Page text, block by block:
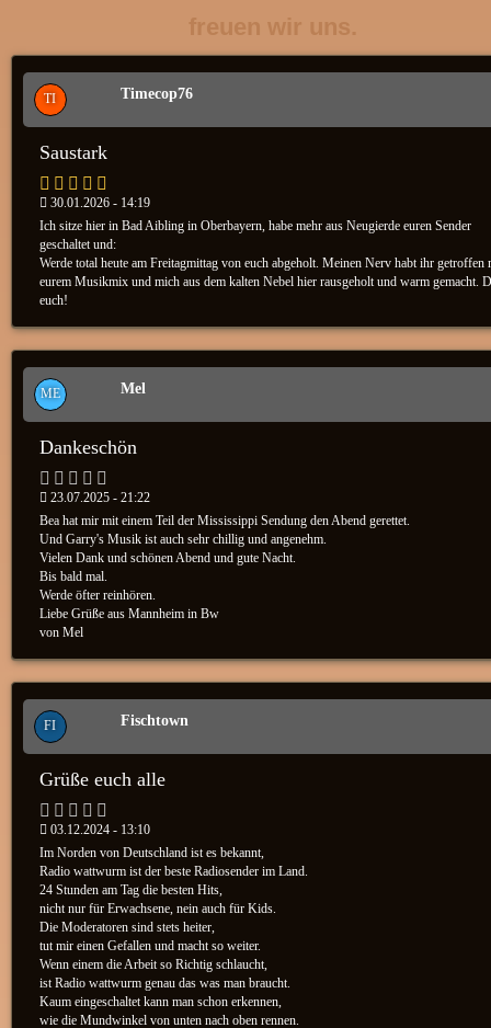
freuen wir uns.
TI Timecop76
Saustark
30.01.2026 - 14:19
Ich sitze hier in Bad Aibling in Oberbayern, habe mehr aus Neugierde euren Sender
geschaltet und:
Werde total heute am Freitagmittag von euch abgeholt. Meinen Nerv habt ihr getroffen
eurem Musikmix und mich aus dem kalten Nebel hier rausgeholt und warm gemacht.
euch!
ME Mel
Dankeschön
23.07.2025 - 21:22
Bea hat mir mit einem Teil der Mississippi Sendung den Abend gerettet.
Und Garry's Musik ist auch sehr chillig und angenehm.
Vielen Dank und schönen Abend und gute Nacht.
Bis bald mal.
Werde öfter reinhören.
Liebe Grüße aus Mannheim in Bw
von Mel
FI Fischtown
Grüße euch alle
03.12.2024 - 13:10
Im Norden von Deutschland ist es bekannt,
Radio wattwurm ist der beste Radiosender im Land.
24 Stunden am Tag die besten Hits,
nicht nur für Erwachsene, nein auch für Kids.
Die Moderatoren sind stets heiter,
tut mir einen Gefallen und macht so weiter.
Wenn einem die Arbeit so Richtig schlaucht,
ist Radio wattwurm genau das was man braucht.
Kaum eingeschaltet kann man schon erkennen,
wie die Mundwinkel von unten nach oben rennen.